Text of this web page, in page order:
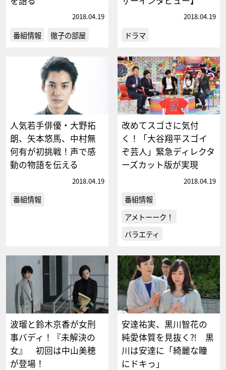
2018.04.19
番組情報 徹子の部屋
2018.04.19
ドラマ
人気若手俳優・大野拓
朗、矢本悠馬、中村無
何有が初挑戦！声で感
動の物語を伝える
2018.04.19
番組情報
改めてスゴさに気付
く！「大谷翔平スゴイ
ぞ芸人」緊急ディレクタ
ーズカット版が実現
2018.04.19
番組情報
アメトーーク！
バラエティ
波瑠と鈴木京香が女刑
事バディ！『未解決の
女』 初回は中山美穂
が登場！
安達祐実、黒川智花の
純愛体質を見抜く⁈ 黒
川は安達に「綺麗な瞳
にドキっ」